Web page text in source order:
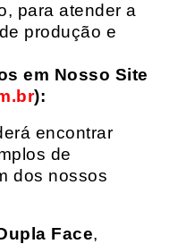
para atender a
produção e
em Nosso Site
):
encontrar
de
dos nossos
Face,